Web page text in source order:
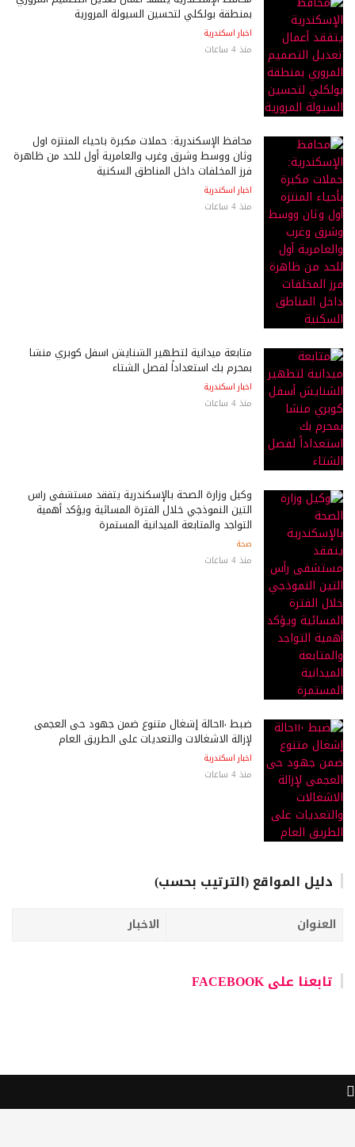
بمنطقة بولكلي لتحسين السيولة المرورية
اخبار اسكندرية
منذ 4 ساعات
محافظ الإسكندرية: حملات مكبرة بأحياء المنتزه أول
وثان ووسط وشرق وغرب والعامرية أول للحد من ظاهرة
فرز المخلفات داخل المناطق السكنية
اخبار اسكندرية
منذ 4 ساعات
متابعة ميدانية لتطهير الشنايش أسفل كوبري منشا
بمحرم بك استعداداً لفصل الشتاء
اخبار اسكندرية
منذ 4 ساعات
وكيل وزارة الصحة بالإسكندرية يتفقد مستشفى رأس
التين النموذجي خلال الفترة المسائية ويؤكد أهمية
التواجد والمتابعة الميدانية المستمرة
صحة
منذ 4 ساعات
ضبط ١١٠حالة إشغال متنوع ضمن جهود حى العجمى
لإزالة الاشغالات والتعديات على الطريق العام
اخبار اسكندرية
منذ 4 ساعات
دليل المواقع (الترتيب بحسب)
العنوان الاخبار
تابعنا على FACEBOOK